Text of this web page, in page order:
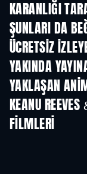
KARANLIĞI
ŞUNLARI DA
ÜCRETSIZ
YAKINDA
YAKLAŞAN
KEANU
FILMLERI